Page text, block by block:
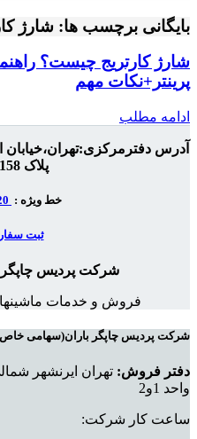
بایگانی برچسب ها: شارژ
شارژ کارتریج چیست؟
پرینتر+نکات مهم
ادامه مطلب
آدرس دفترمرکزی:تهران،خیابان
پلاک 158واحد1و2
خط ویژه :
ثبت
شرکت پردیس
فروش و خدمات
شرکت پردیس چاپگر باران(سهامی
دفتر فروش:
واحد 1و2
ساعت کار شرکت: